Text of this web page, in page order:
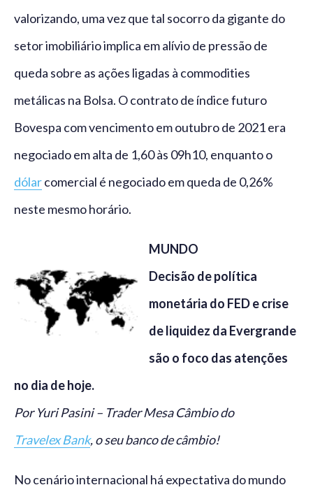
valorizando, uma vez que tal socorro da gigante do
setor imobiliário implica em alívio de pressão de
queda sobre as ações ligadas à commodities
metálicas na Bolsa. O contrato de índice futuro
Bovespa com vencimento em outubro de 2021 era
negociado em alta de 1,60 às 09h10, enquanto o
dólarcomercial é negociado em queda de 0,26%
neste mesmo horário.
MUNDO
Decisão de política
monetária do FED e crise
de liquidez da Evergrande
são o foco das atenções
no dia de hoje.
Por Yuri Pasini – Trader Mesa Câmbio do
Travelex Bank, o seu banco de câmbio!
No cenário internacional há expectativa do mundo